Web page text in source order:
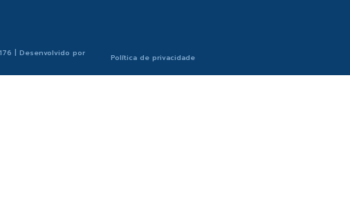
| Desenvolvido por
Política de privacidade